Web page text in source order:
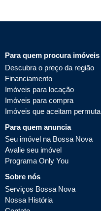
Para quem procura imóveis
Descubra o preço da região
Financiamento
Imóveis para locação
Imóveis para compra
Imóveis que aceitam permuta
Para quem anuncia
Seu imóvel na Bossa Nova
Avalie seu imóvel
Programa Only You
Sobre nós
Serviços Bossa Nova
Nossa História